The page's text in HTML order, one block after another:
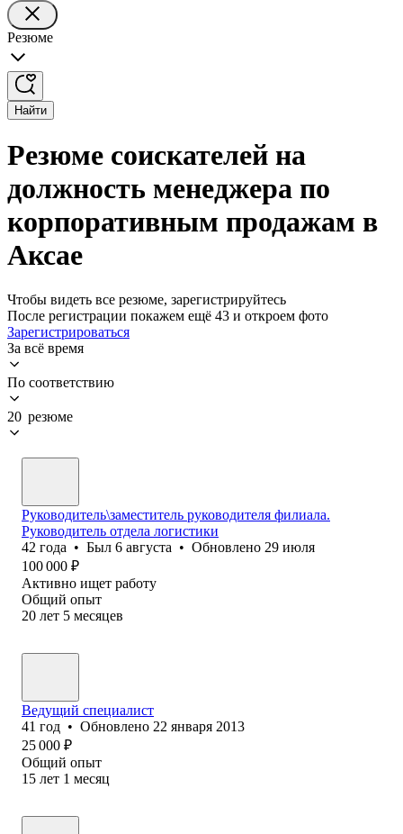
Резюме
Найти
Резюме соискателей на
должность менеджера по
корпоративным продажам в
Аксае
Чтобы видеть все резюме, зарегистрируйтесь
После регистрации покажем ещё 43 и откроем фото
Зарегистрироваться
За всё время
По соответствию
20 резюме
Руководитель\заместитель руководителя филиала.
Руководитель отдела логистики
42 года • Был 6 августа • Обновлено 29 июля
100 000 ₽
Активно ищет работу
Общий опыт
20 лет 5 месяцев
Ведущий специалист
41 год • Обновлено 22 января 2013
25 000 ₽
Общий опыт
15 лет 1 месяц